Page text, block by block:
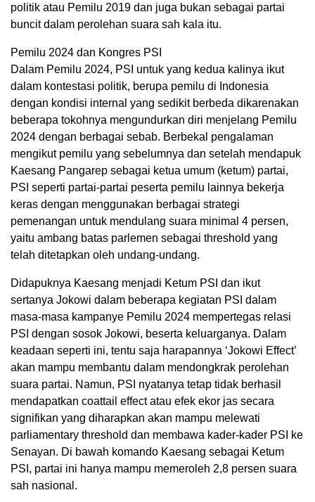
politik atau Pemilu 2019 dan juga bukan sebagai partai
buncit dalam perolehan suara sah kala itu.
Pemilu 2024 dan Kongres PSI
Dalam Pemilu 2024, PSI untuk yang kedua kalinya ikut
dalam kontestasi politik, berupa pemilu di Indonesia
dengan kondisi internal yang sedikit berbeda dikarenakan
beberapa tokohnya mengundurkan diri menjelang Pemilu
2024 dengan berbagai sebab. Berbekal pengalaman
mengikut pemilu yang sebelumnya dan setelah mendapuk
Kaesang Pangarep sebagai ketua umum (ketum) partai,
PSI seperti partai-partai peserta pemilu lainnya bekerja
keras dengan menggunakan berbagai strategi
pemenangan untuk mendulang suara minimal 4 persen,
yaitu ambang batas parlemen sebagai threshold yang
telah ditetapkan oleh undang-undang.
Didapuknya Kaesang menjadi Ketum PSI dan ikut
sertanya Jokowi dalam beberapa kegiatan PSI dalam
masa-masa kampanye Pemilu 2024 mempertegas relasi
PSI dengan sosok Jokowi, beserta keluarganya. Dalam
keadaan seperti ini, tentu saja harapannya ‘Jokowi Effect’
akan mampu membantu dalam mendongkrak perolehan
suara partai. Namun, PSI nyatanya tetap tidak berhasil
mendapatkan coattail effect atau efek ekor jas secara
signifikan yang diharapkan akan mampu melewati
parliamentary threshold dan membawa kader-kader PSI ke
Senayan. Di bawah komando Kaesang sebagai Ketum
PSI, partai ini hanya mampu memeroleh 2,8 persen suara
sah nasional.